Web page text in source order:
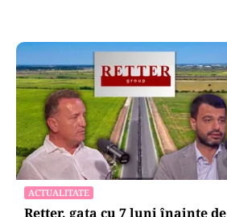
ACTUALITATE
Retter, gata cu 7 luni înainte de